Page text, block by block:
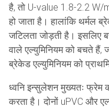
है, तो U-value 1.8-2.2 W/
हो जाता है। हालांकि थर्मल
जटिलता जोड़ती है। इसलिए
वाले एल्युमिनियम को बचते हैं,
ब्रेकेड एल्युमिनियम को
ध्वनि इन्सुलेशन मुख्यतः फ्रेम
करता है। दोनों uPVC और